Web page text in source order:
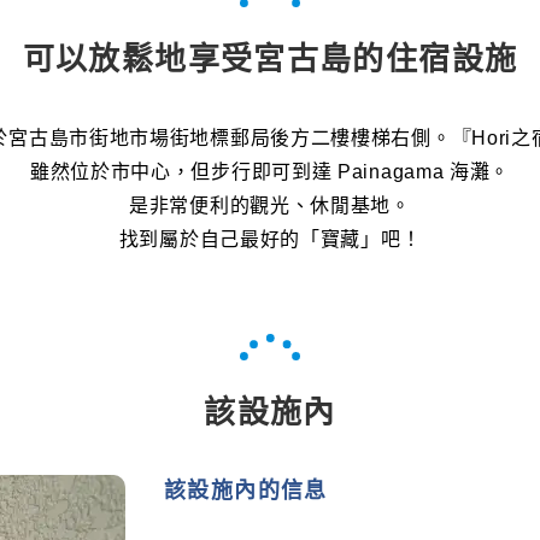
可以放鬆地享受宮古島的住宿設施
宮古島市街地市場街地標郵局後方二樓樓梯右側。『Hori之
雖然位於市中心，但步行即可到達 Painagama 海灘。
是非常便利的觀光、休閒基地。
找到屬於自己最好的「寶藏」吧！
該設施內
該設施內的信息